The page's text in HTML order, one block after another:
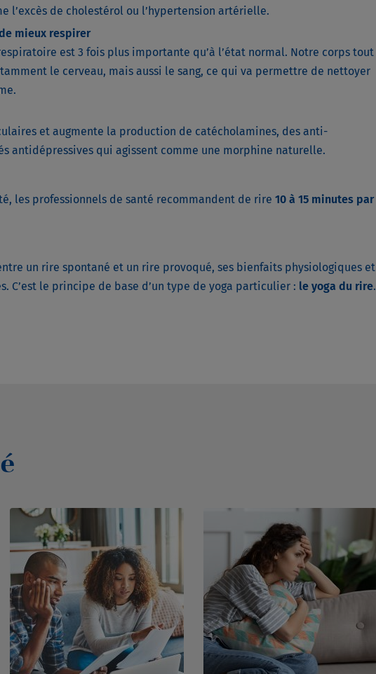
l’excès de cholestérol ou l’hypertension artérielle.
mieux respirer
est 3 fois plus importante qu’à l’état normal. Notre corps tout
le cerveau, mais aussi le sang, ce qui va permettre de nettoyer
et augmente la production de catécholamines, des anti-
antidépressives qui agissent comme une morphine naturelle.
les professionnels de santé recommandent de rire 10 à 15 minutes par
un rire spontané et un rire provoqué, ses bienfaits physiologiques et
C’est le principe de base d’un type de yoga particulier : le yoga du rire.